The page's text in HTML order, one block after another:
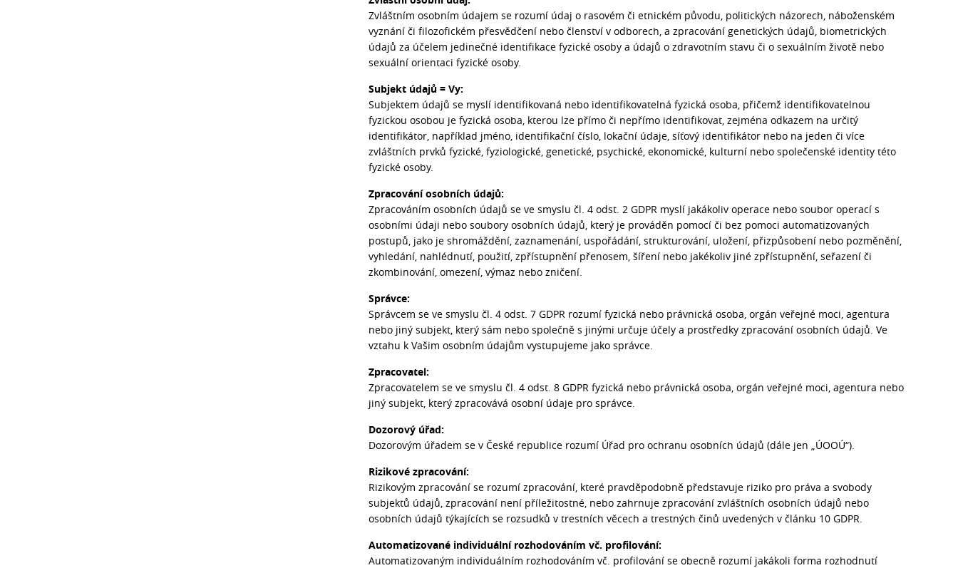
Zvláštním osobním údajem se rozumí údaj o rasovém či etnickém původu, politických názorech, náboženském
vyznání či filozofickém přesvědčení nebo členství v odborech, a zpracování genetických údajů, biometrických
údajů za účelem jedinečné identifikace fyzické osoby a údajů o zdravotním stavu či o sexuálním životě nebo
sexuální orientaci fyzické osoby.
Subjekt údajů = Vy:
Subjektem údajů se myslí identifikovaná nebo identifikovatelná fyzická osoba, přičemž identifikovatelnou
fyzickou osobou je fyzická osoba, kterou lze přímo či nepřímo identifikovat, zejména odkazem na určitý
identifikátor, například jméno, identifikační číslo, lokační údaje, síťový identifikátor nebo na jeden či více
zvláštních prvků fyzické, fyziologické, genetické, psychické, ekonomické, kulturní nebo společenské identity této
fyzické osoby.
Zpracování osobních údajů:
Zpracováním osobních údajů se ve smyslu čl. 4 odst. 2 GDPR myslí jakákoliv operace nebo soubor operací s
osobními údaji nebo soubory osobních údajů, který je prováděn pomocí či bez pomoci automatizovaných
postupů, jako je shromáždění, zaznamenání, uspořádání, strukturování, uložení, přizpůsobení nebo pozměnění,
vyhledání, nahlédnutí, použití, zpřístupnění přenosem, šíření nebo jakékoliv jiné zpřístupnění, seřazení či
zkombinování, omezení, výmaz nebo zničení.
Správce:
Správcem se ve smyslu čl. 4 odst. 7 GDPR rozumí fyzická nebo právnická osoba, orgán veřejné moci, agentura
nebo jiný subjekt, který sám nebo společně s jinými určuje účely a prostředky zpracování osobních údajů. Ve
vztahu k Vašim osobním údajům vystupujeme jako správce.
Zpracovatel:
Zpracovatelem se ve smyslu čl. 4 odst. 8 GDPR fyzická nebo právnická osoba, orgán veřejné moci, agentura nebo
jiný subjekt, který zpracovává osobní údaje pro správce.
Dozorový úřad:
Dozorovým úřadem se v České republice rozumí Úřad pro ochranu osobních údajů (dále jen „ÚOOÚ“).
Rizikové zpracování:
Rizikovým zpracování se rozumí zpracování, které pravděpodobně představuje riziko pro práva a svobody
subjektů údajů, zpracování není příležitostné, nebo zahrnuje zpracování zvláštních osobních údajů nebo
osobních údajů týkajících se rozsudků v trestních věcech a trestných činů uvedených v článku 10 GDPR.
Automatizované individuální rozhodováním vč. profilování:
Automatizovaným individuálním rozhodováním vč. profilování se obecně rozumí jakákoli forma rozhodnutí